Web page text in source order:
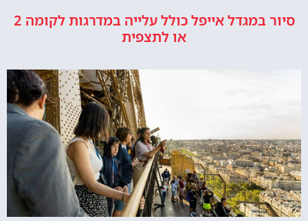
סיור במגדל אייפל כולל עלייה במדרגות לקומה 2
או לתצפית